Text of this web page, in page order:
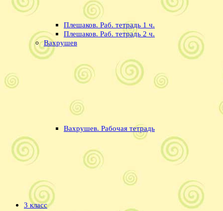
Плешаков. Раб. тетрадь 1 ч.
Плешаков. Раб. тетрадь 2 ч.
Вахрушев
Вахрушев. Рабочая тетрадь
3 класс